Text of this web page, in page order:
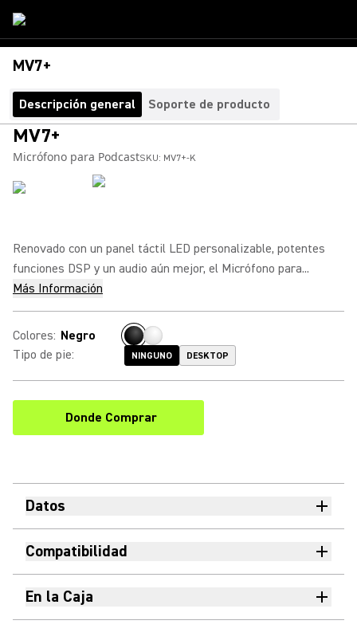
MV7+
Descripción general Soporte de producto
MV7+
Micrófono para PodcastSKU: MV7+-K
Renovado con un panel táctil LED personalizable, potentes
funciones DSP y un audio aún mejor, el Micrófono para...
Más Información
Colores: Negro
Tipo de pie: NINGUNO DESKTOP
Donde Comprar
(Opens in a new tab)
Datos
Compatibilidad
En la Caja